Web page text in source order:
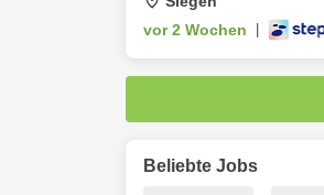
vor 2 Wochen
Beliebte Jobs